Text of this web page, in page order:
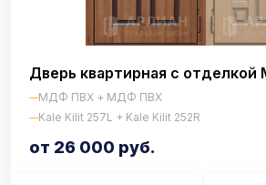
Дверь квартирная с
МДФ ПВХ + МДФ ПВХ
Kale Kilit 257L + Kale Kilit 252R
от 26 000 руб.